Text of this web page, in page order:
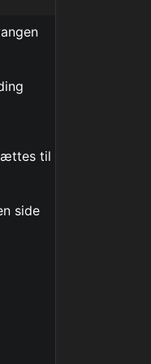
til
side